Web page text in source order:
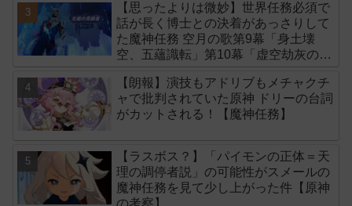
【思ったよりは微妙】世界任務必須で
話が長く博士との決着があっさりして
た魔神任務 空月の歌第9幕「身土壊
空、五蘊識転」第10幕「虚空劫灰のプ
【朗報】演技もアドリブもメチャクチ
ャで批判されていた原神 ドリーの台詞
がカットされる！【魔神任務】
【ラスボス？】「パイモンの正体＝天
理の調停者説」の可能性がスメールの
魔神任務を見て少し上がった件【原神
の考察】